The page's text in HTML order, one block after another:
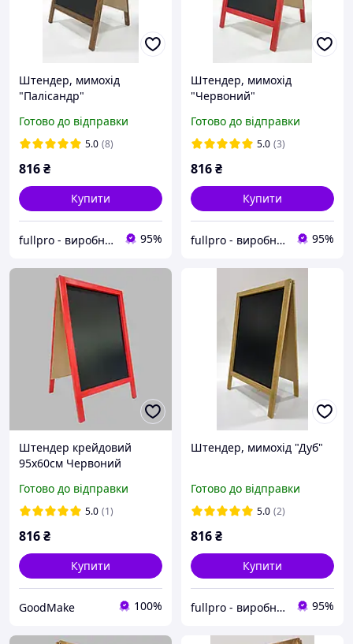
Штендер, мимохід
"Палісандр"
Готово до відправки
5.0 (8)
816₴
Купити
fullpro - виробник і постачальник товарів з акрилу, фанери, дерева та інших матеріалів на власних ви 95%
Штендер, мимохід
"Червоний"
Готово до відправки
5.0 (3)
816₴
Купити
fullpro - виробник і постачальник товарів з акрилу, фанери, дерева та інших матеріалів на власних ви 95%
Штендер крейдовий
95х60см Червоний
Готово до відправки
5.0 (1)
816₴
Купити
GoodMake 100%
Штендер, мимохід "Дуб"
Готово до відправки
5.0 (2)
816₴
Купити
fullpro - виробник і постачальник товарів з акрилу, фанери, дерева та інших матеріалів на власних ви 95%